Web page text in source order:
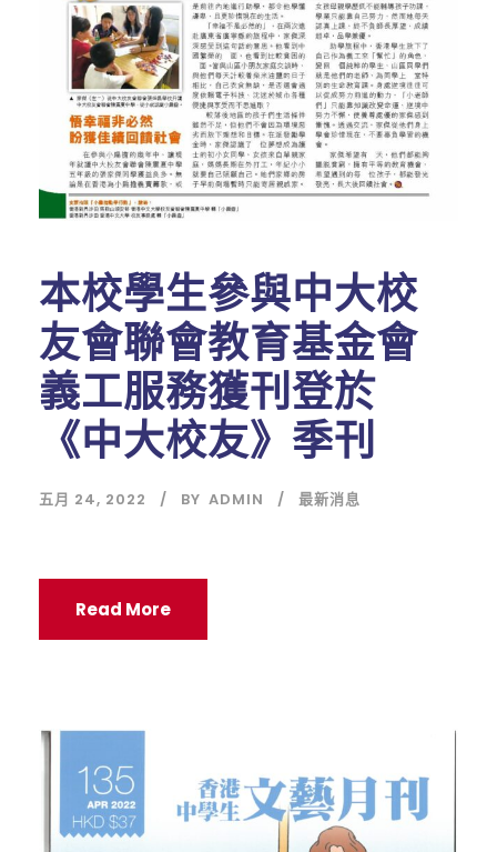
本校學生參與中大校
友會聯會教育基金會
義工服務獲刊登於
《中大校友》季刊
五月 24, 2022 BY ADMIN 最新消息
Read More